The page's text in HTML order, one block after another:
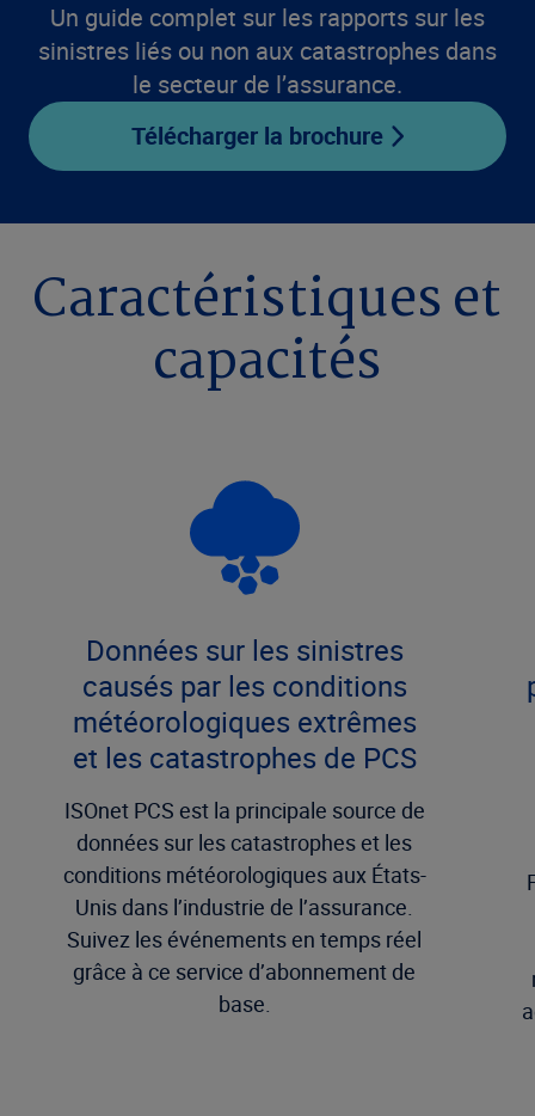
Un guide complet sur les rapports sur les
sinistres liés ou non aux catastrophes dans
le secteur de l’assurance.
Télécharger la brochure
Caractéristiques et
capacités
Données sur les sinistres
causés par les conditions
météorologiques extrêmes
et les catastrophes de PCS
ISOnet PCS est la principale source de
données sur les catastrophes et les
conditions météorologiques aux États-
Unis dans l’industrie de l’assurance.
Suivez les événements en temps réel
grâce à ce service d’abonnement de
base.